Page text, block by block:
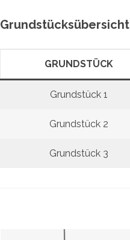
Grundstücksübersicht
GRUNDSTÜCK
Grundstück 1
Grundstück 2
Grundstück 3